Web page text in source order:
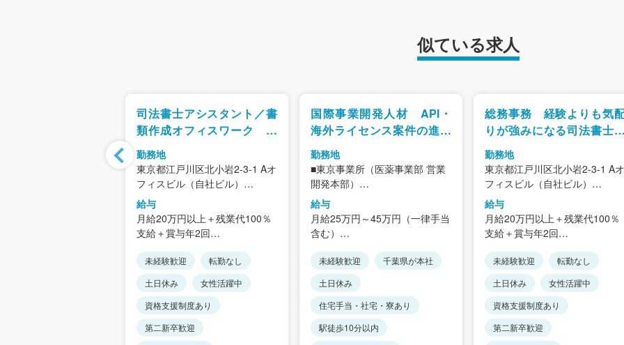
似ている求人
司法書士アシスタント／書
類作成オフィスワーク 資
格不要
勤務地
東京都江戸川区北小岩2-3-1 Aオ
フィスビル（自社ビル）
＜アクセス＞
JR「小岩駅」徒歩8分、「京成
小岩駅」徒歩6分
★転勤は一切ありません
★「土地家屋調査士法人」「司
法書士法人」「行政書士法人」
と同じビルなので
仕事の連携が取れやすい環境
です。
給与
月給20万円以上＋残業代100％
支給＋賞与年2回
に昇給できる昇給制度です。
未経験歓迎
転勤なし
土日休み
女性活躍中
資格支援制度あり
第二新卒歓迎
国際事業開発人材 API・
海外ライセンス案件の進行
管理／調整業務
勤務地
■東京事業所（医薬事業部 営業
開発本部）
〒103-0027
東京都中央区日本橋3丁目14番3
号
＋SHIFT 日本橋桜通り5階
＜アクセス＞
「日本橋駅」より徒歩3分
「宝町駅」より徒歩8分
「東京駅」より徒歩12分
※状況により以下の勤務地とな
給与
月給25万円～45万円（一律手当
含む）
＜想定年収＞
420万円～750万円
未経験歓迎
千葉県が本社
土日休み
住宅手当・社宅・寮あり
駅徒歩10分以内
総務事務 経験よりも気
りが強みになる司法書士
務所
勤務地
東京都江戸川区北小岩2-3-1 Aオ
フィスビル（自社ビル）
＜アクセス＞
JR「小岩駅」徒歩8分、「京成
小岩駅」徒歩6分
★転勤は一切ありません
★「土地家屋調査士法人」「司
法書士法人」「行政書士法人」
と同じビルなので
仕事の連携が取れやすい環境
です。
給与
月給20万円以上＋残業代100％
支給＋賞与年2回
に昇給できる昇給制度です。
未経験歓迎
転勤なし
土日休み
女性活躍中
資格支援制度あり
第二新卒歓迎